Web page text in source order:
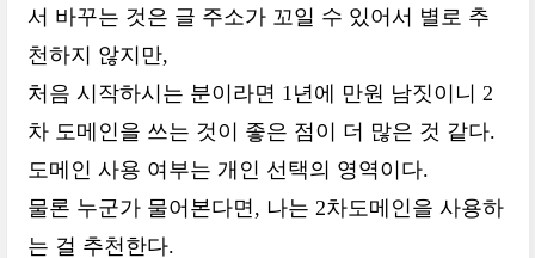
서 바꾸는 것은 글 주소가 꼬일 수 있어서 별로 추
천하지 않지만,
처음 시작하시는 분이라면 1년에 만원 남짓이니 2
차 도메인을 쓰는 것이 좋은 점이 더 많은 것 같다.
도메인 사용 여부는 개인 선택의 영역이다.
물론 누군가 물어본다면, 나는 2차도메인을 사용하
는 걸 추천한다.